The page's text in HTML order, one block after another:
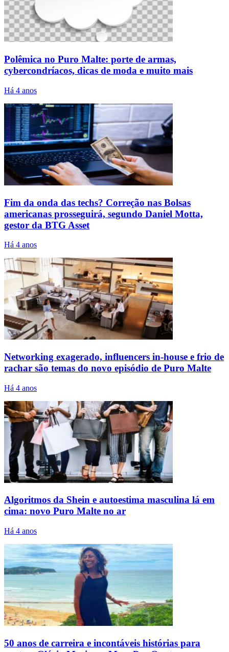
Polêmica no Puro Malte: porte de armas,
cybercondríacos, dicas de moda e muito mais
Há 4 anos
Fim da onda das techs? Correção nas Bolsas
americanas prosseguirá, segundo Daniel Motta,
gestor da BTG Asset
Há 4 anos
Networking exagerado, influencers in-house e frio de
rachar são temas do novo episódio de Puro Malte
Há 4 anos
Algoritmos da Shein e autoestima masculina lá em
cima: novo Puro Malte no ar
Há 4 anos
50 anos de carreira e incontáveis histórias para